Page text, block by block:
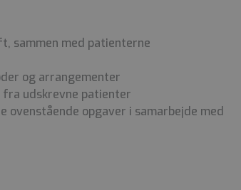
sammen med patienterne
og arrangementer
fra udskrevne patienter
opgaver i samarbejde med